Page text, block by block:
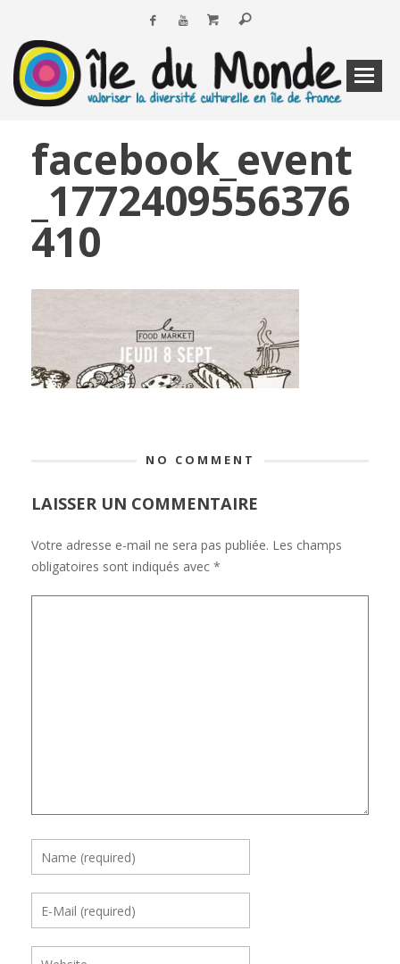
facebook_event
_1772409556376
410
NO COMMENT
LAISSER UN COMMENTAIRE
Votre adresse e-mail ne sera pas publiée. Les champs
obligatoires sont indiqués avec *